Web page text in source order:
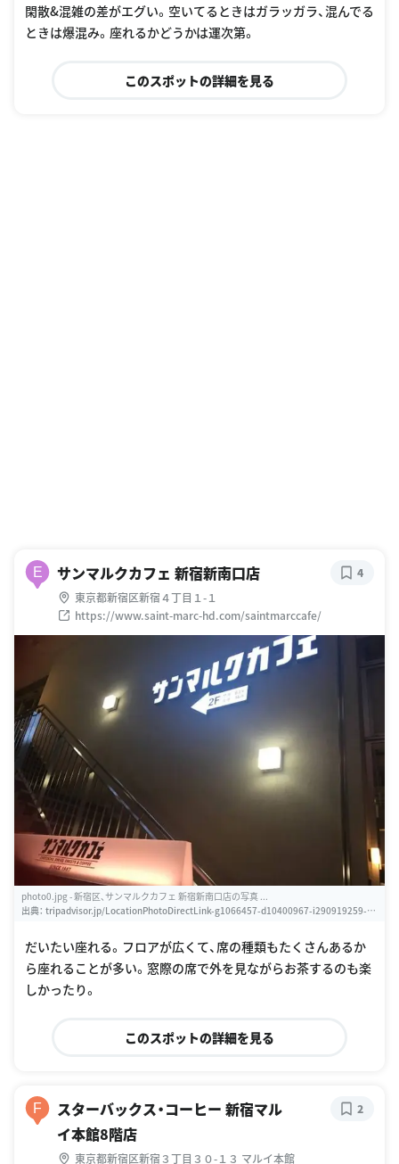
閑散&混雑の差がエグい。空いてるときはガラッガラ、混んでる
ときは爆混み。座れるかどうかは運次第。
このスポットの詳細を見る
E サンマルクカフェ 新宿新南口店
東京都新宿区新宿４丁目１-１
https://www.saint-marc-hd.com/saintmarccafe/
4
photo0.jpg - 新宿区、サンマルクカフェ 新宿新南口店の写真 ...
出典： tripadvisor.jp/LocationPhotoDirectLink-g1066457-d10400967-i290919259-Sa
だいたい座れる。フロアが広くて、席の種類もたくさんあるか
ら座れることが多い。窓際の席で外を見ながらお茶するのも楽
しかったり。
このスポットの詳細を見る
F
スターバックス・コーヒー 新宿マル
イ本館8階店
東京都新宿区新宿３丁目３０-１３ マルイ本館
2